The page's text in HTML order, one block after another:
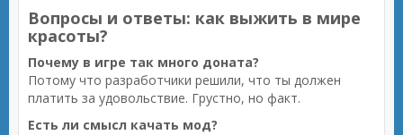
Вопросы и ответы: как выжить в мире
красоты?
Почему в игре так много доната?
Потому что разработчики решили, что ты должен
платить за удовольствие. Грустно, но факт.
Есть ли смысл качать мод?